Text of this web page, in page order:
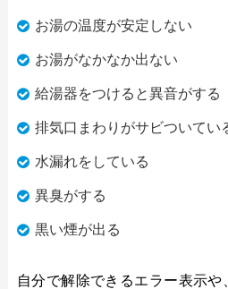
お湯の温度が安定しない
お湯がなかなか出ない
給湯器をつけると異音がする
排気口まわりがサビついてい
水漏れをしている
異臭がする
黒い煙が出る
自分で解除できるエラー表示